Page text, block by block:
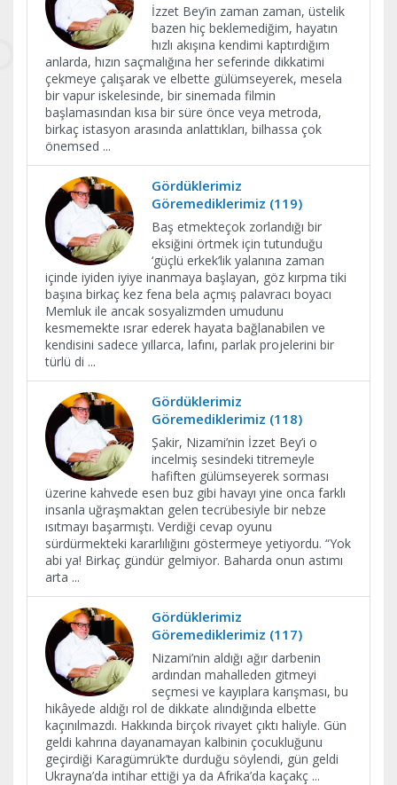
İzzet Bey’in zaman zaman, üstelik
bazen hiç beklemediğim, hayatın
hızlı akışına kendimi kaptırdığım
anlarda, hızın saçmalığına her seferinde dikkatimi
çekmeye çalışarak ve elbette gülümseyerek, mesela
bir vapur iskelesinde, bir sinemada filmin
başlamasından kısa bir süre önce veya metroda,
birkaç istasyon arasında anlattıkları, bilhassa çok
önemsed ...
Gördüklerimiz
Göremediklerimiz (119)
Baş etmekteçok zorlandığı bir
eksiğini örtmek için tutunduğu
‘güçlü erkek’lik yalanına zaman
içinde iyiden iyiye inanmaya başlayan, göz kırpma tiki
başına birkaç kez fena bela açmış palavracı boyacı
Memluk ile ancak sosyalizmden umudunu
kesmemekte ısrar ederek hayata bağlanabilen ve
kendisini sadece yıllarca, lafını, parlak projelerini bir
türlü di ...
Gördüklerimiz
Göremediklerimiz (118)
Şakir, Nizami’nin İzzet Bey’i o
incelmiş sesindeki titremeyle
hafiften gülümseyerek sorması
üzerine kahvede esen buz gibi havayı yine onca farklı
insanla uğraşmaktan gelen tecrübesiyle bir nebze
ısıtmayı başarmıştı. Verdiği cevap oyunu
sürdürmekteki kararlılığını göstermeye yetiyordu. “Yok
abi ya! Birkaç gündür gelmiyor. Baharda onun astımı
arta ...
Gördüklerimiz
Göremediklerimiz (117)
Nizami’nin aldığı ağır darbenin
ardından mahalleden gitmeyi
seçmesi ve kayıplara karışması, bu
hikâyede aldığı rol de dikkate alındığında elbette
kaçınılmazdı. Hakkında birçok rivayet çıktı haliyle. Gün
geldi kahrına dayanamayan kalbinin çocukluğunu
geçirdiği Karagümrük’te durduğu söylendi, gün geldi
Ukrayna’da intihar ettiği ya da Afrika’da kaçakç ...